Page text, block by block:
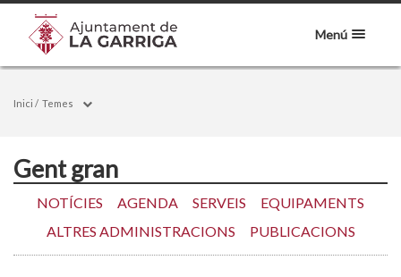
Menú
Inici / Temes
Gent gran
NOTÍCIES AGENDA SERVEIS
EQUIPAMENTS
ALTRES ADMINISTRACIONS
PUBLICACIONS